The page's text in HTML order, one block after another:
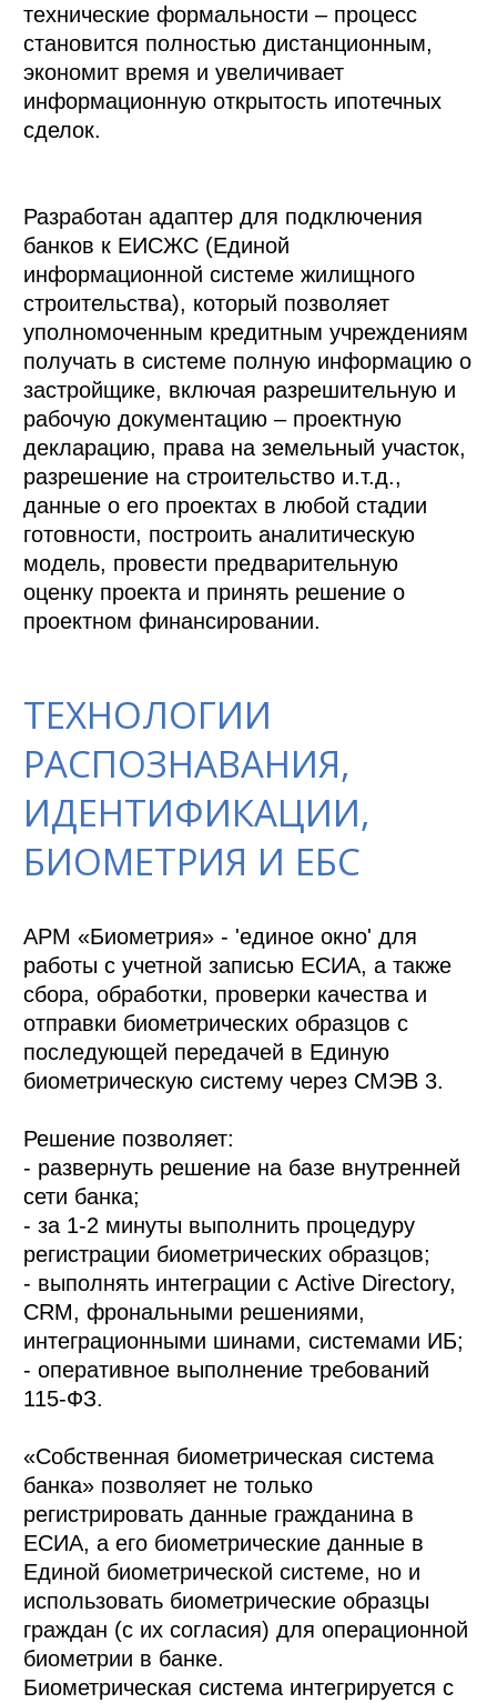
технические формальности – процесс
становится полностью дистанционным,
экономит время и увеличивает
информационную открытость ипотечных
сделок.
Разработан адаптер для подключения
банков к ЕИСЖС (Единой
информационной системе жилищного
строительства), который позволяет
уполномоченным кредитным учреждениям
получать в системе полную информацию о
застройщике, включая разрешительную и
рабочую документацию – проектную
декларацию, права на земельный участок,
разрешение на строительство и.т.д.,
данные о его проектах в любой стадии
готовности, построить аналитическую
модель, провести предварительную
оценку проекта и принять решение о
ТЕХНОЛОГИИ
РАСПОЗНАВАНИЯ,
ИДЕНТИФИКАЦИИ,
БИОМЕТРИЯ И ЕБС
АРМ «Биометрия» - 'единое окно' для
работы с учетной записью ЕСИА, а также
сбора, обработки, проверки качества и
отправки биометрических образцов с
последующей передачей в Единую
биометрическую систему через СМЭВ 3.
Решение позволяет:
- развернуть решение на базе внутренней
сети банка;
- за 1-2 минуты выполнить процедуру
регистрации биометрических образцов;
- выполнять интеграции с Active Directory,
CRM, фрональными решениями,
интеграционными шинами, системами ИБ;
- оперативное выполнение требований
115-ФЗ.
«Собственная биометрическая система
банка» позволяет не только
регистрировать данные гражданина в
ЕСИА, а его биометрические данные в
Единой биометрической системе, но и
использовать биометрические образцы
граждан (с их согласия) для операционной
биометрии в банке.
Биометрическая система интегрируется с